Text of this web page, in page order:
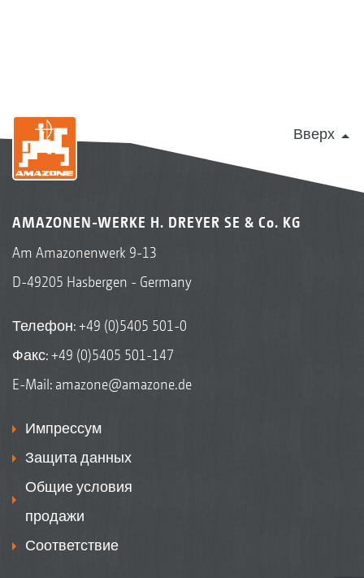
Вверх
AMAZONEN-WERKE H. DREYER SE & Co. KG
Am Amazonenwerk 9-13
D-49205 Hasbergen - Germany
Телефон:+49 (0)5405 501-0
Факс: +49 (0)5405 501-147
E-Mail: amazone@amazone.de
Импрессум
Защита данных
Общие условия
продажи
Соответствие